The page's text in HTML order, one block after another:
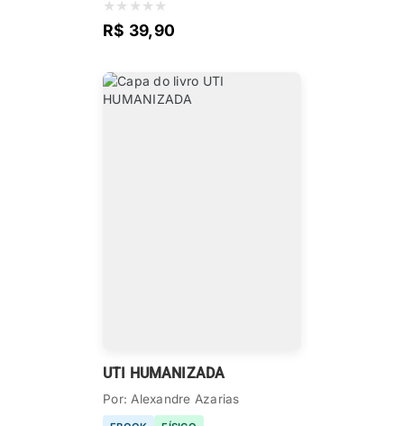
★ ★ ★ ★ ★
R$ 39,90
UTI HUMANIZADA
Por: Alexandre Azarias